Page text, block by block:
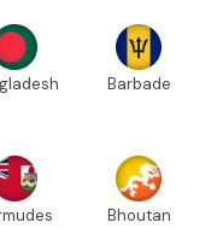
Barbade
Bhoutan